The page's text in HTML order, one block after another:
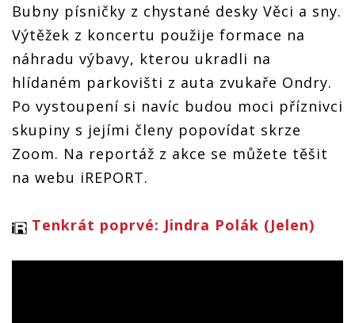
Bubny písničky z chystané desky Věci a sny.
Výtěžek z koncertu použije formace na
náhradu výbavy, kterou ukradli na
hlídaném parkovišti z auta zvukaře Ondry.
Po vystoupení si navíc budou moci příznivci
skupiny s jejími členy popovídat skrze
Zoom. Na reportáž z akce se můžete těšit
na webu iREPORT.
Tenkrát poprvé: Jindra Polák (Jelen)